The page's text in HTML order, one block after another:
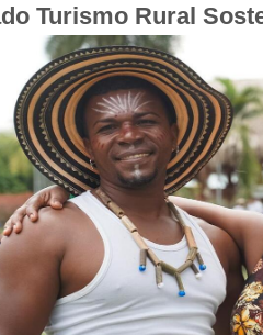
Turismo Rural